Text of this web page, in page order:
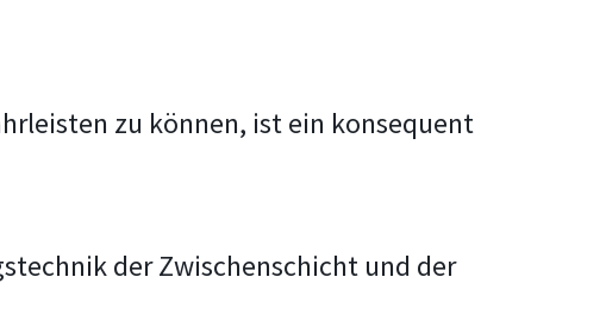
zu können, ist ein konsequent
der Zwischenschicht und der